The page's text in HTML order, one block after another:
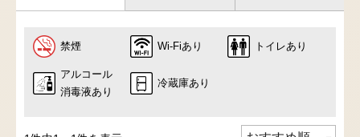
禁煙 Wi-Fiあり トイレあり
アルコール
消毒液あり
冷蔵庫あり